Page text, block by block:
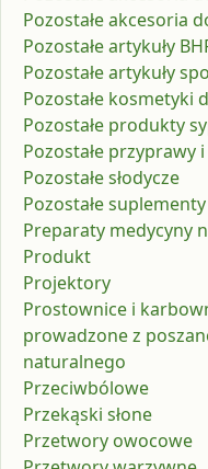
Pozostałe akcesoria
Pozostałe artykuły
Pozostałe artykuły
Pozostałe kosmetyki
Pozostałe produkty
Pozostałe przyprawy
Pozostałe słodycze
Pozostałe suplementy
Preparaty medycyny
Produkt
Projektory
Prostownice i
prowadzone z
naturalnego
Przeciwbólowe
Przekąski słone
Przetwory owocowe